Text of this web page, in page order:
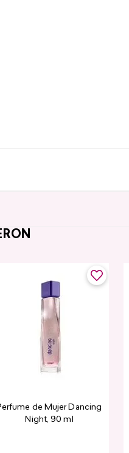
de Mujer Dancing
Night, 90 ml